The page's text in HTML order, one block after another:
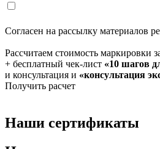
Согласен на рассылку материалов
Рассчитаем стоимость маркировки
+ бесплатный чек-лист «10 шагов
и консультация и «консультация
Получить расчет
Наши сертификаты